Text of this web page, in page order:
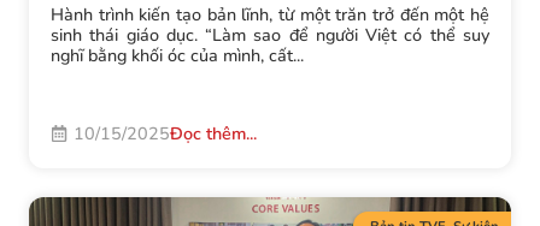
Hành trình kiến tạo bản lĩnh, từ một trăn trở đến một hệ
sinh thái giáo dục. “Làm sao để người Việt có thể suy
nghĩ bằng khối óc của mình, cất...
10/15/2025Đọc thêm...